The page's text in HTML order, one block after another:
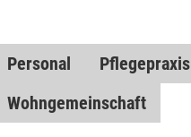
Personal Pflegepraxis
Wohngemeinschaft